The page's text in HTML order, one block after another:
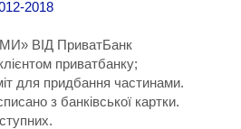
ВІД ПриватБанк
приватбанку;
для придбання частинами.
з банківської картки.